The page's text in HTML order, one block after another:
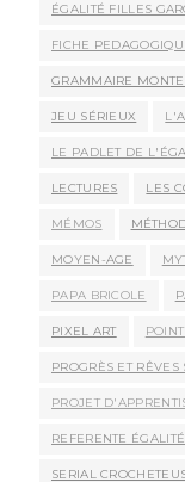
ÉGALITÉ FILLES
FICHE
GRAMMAIRE
JEU SÉRIEUX
LE PADLET DE
LECTURES LES
MÉMOS
MOYEN-AGE
PAPA BRICOLE
PIXEL ART
PROGRÈS ET RÊVES
PROJET
REFERENTE ÉGALITÉ
SERIAL